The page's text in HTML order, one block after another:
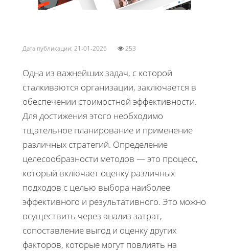
Дата публикации: 21-01-2026 253
Одна из важнейших задач, с которой
сталкиваются организации, заключается в
обеспечении стоимостной эффективности.
Для достижения этого необходимо
тщательное планирование и применение
различных стратегий. Определение
целесообразности методов — это процесс,
который включает оценку различных
подходов с целью выбора наиболее
эффективного и результативного. Это можно
осуществить через анализ затрат,
сопоставление выгод и оценку других
факторов, которые могут повлиять на